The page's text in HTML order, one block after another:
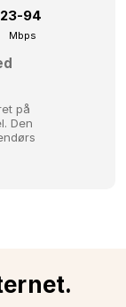
23-94
Mbps
på
Den